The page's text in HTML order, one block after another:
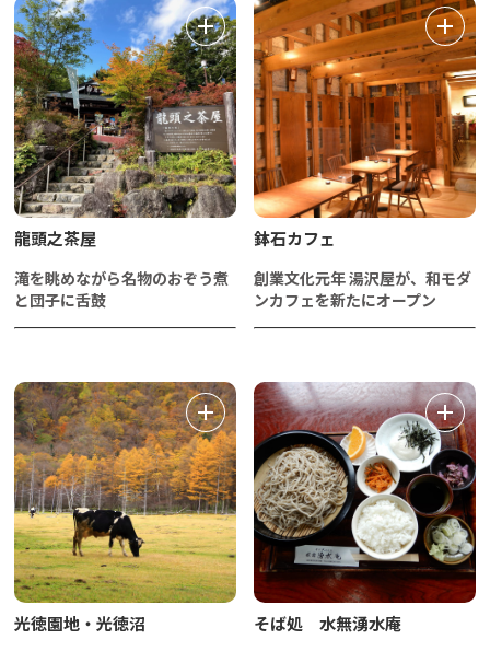
龍頭之茶屋
滝を眺めながら名物のおぞう煮
と団子に舌鼓
鉢石カフェ
創業文化元年 湯沢屋が、和モダ
ンカフェを新たにオープン
光徳園地・光徳沼 そば処 水無湧水庵